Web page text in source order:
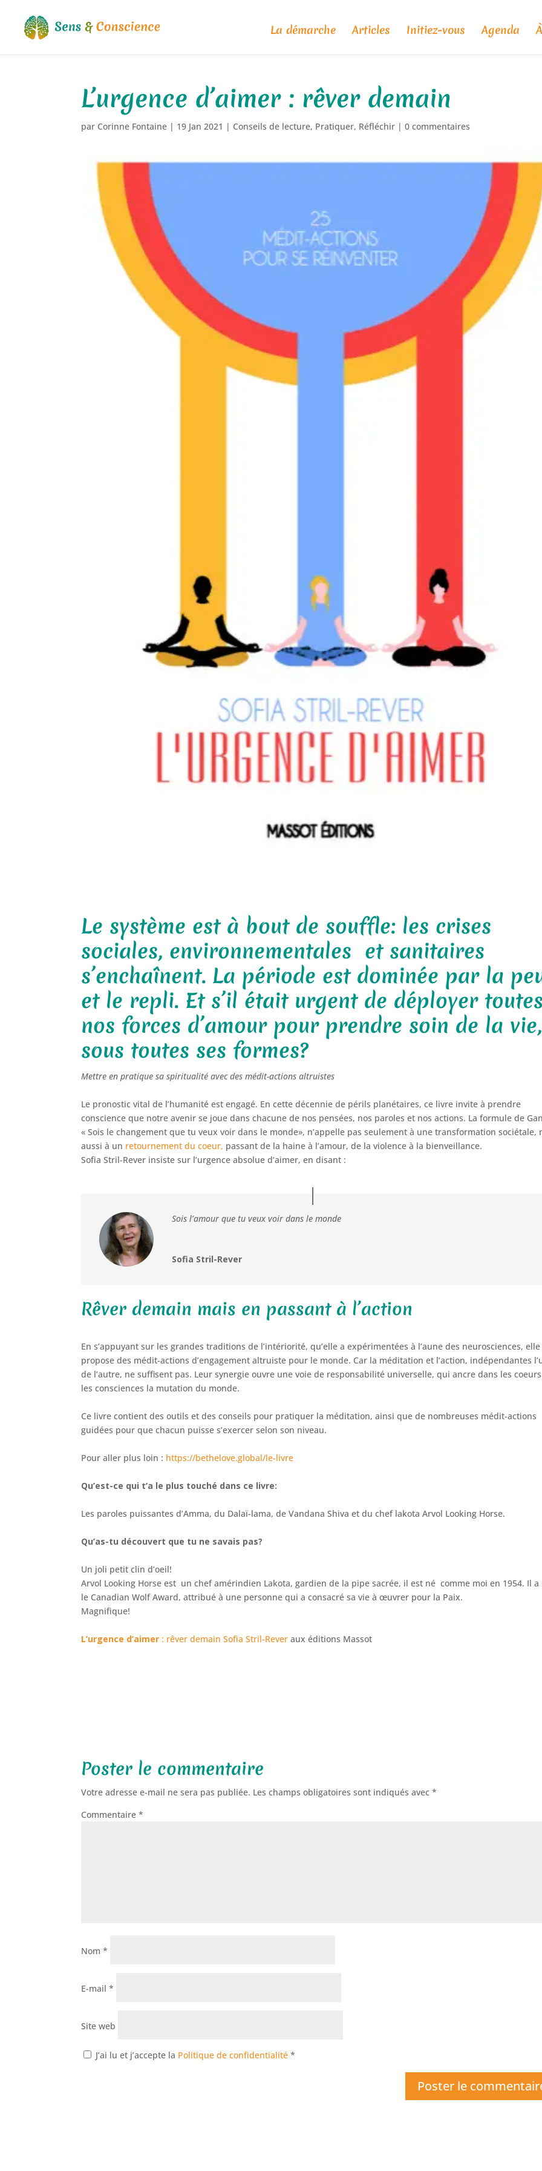
La démarche Articles Initiez-vous Agenda
L’urgence d’aimer : rêver demain
par Corinne Fontaine | 19 Jan 2021 | Conseils de lecture, Pratiquer, Réfléchir |0 commentaires
Le système est à bout de souffle: les crises
sociales, environnementales et sanitaires
s’enchaînent. La période est dominée par la
et le repli. Et s’il était urgent de déployer toutes
nos forces d’amour pour prendre soin de la vie,
sous toutes ses formes?
Mettre en pratique sa spiritualité avec des médit-actions altruistes
Le pronostic vital de l’humanité est engagé. En cette décennie de périls planétaires, ce livre invite à prendre
conscience que notre avenir se joue dans chacune de nos pensées, nos paroles et nos actions. La formule de
« Sois le changement que tu veux voir dans le monde», n’appelle pas seulement à une transformation sociétale,
aussi à un retournement du coeur, passant de la haine à l’amour, de la violence à la bienveillance.
Sofia Stril-Rever insiste sur l’urgence absolue d’aimer, en disant :
Sois l’amour que tu veux voir dans le monde
Sofia Stril-Rever
Rêver demain mais en passant à l’action
En s’appuyant sur les grandes traditions de l’intériorité, qu’elle a expérimentées à l’aune des neurosciences, elle
propose des médit-actions d’engagement altruiste pour le monde. Car la méditation et l’action, indépendantes
de l’autre, ne suffisent pas. Leur synergie ouvre une voie de responsabilité universelle, qui ancre dans les
les consciences la mutation du monde.
Ce livre contient des outils et des conseils pour pratiquer la méditation, ainsi que de nombreuses médit-actions
guidées pour que chacun puisse s’exercer selon son niveau.
Pour aller plus loin : https://bethelove.global/le-livre
Qu’est-ce qui t’a le plus touché dans ce livre:
Les paroles puissantes d’Amma, du Dalaï-lama, de Vandana Shiva et du chef lakota Arvol Looking Horse.
Qu’as-tu découvert que tu ne savais pas?
Un joli petit clin d’oeil!
Arvol Looking Horse est un chef amérindien Lakota, gardien de la pipe sacrée, il est né comme moi en 1954. Il a
le Canadian Wolf Award, attribué à une personne qui a consacré sa vie à œuvrer pour la Paix.
Magnifique!
L’urgence d’aimer : rêver demain Sofia Stril-Rever aux éditions Massot
Poster le commentaire
Votre adresse e-mail ne sera pas publiée. Les champs obligatoires sont indiqués avec*
Commentaire*
Nom*
E-mail*
Site web
J’ai lu et j’accepte la Politique de confidentialité*